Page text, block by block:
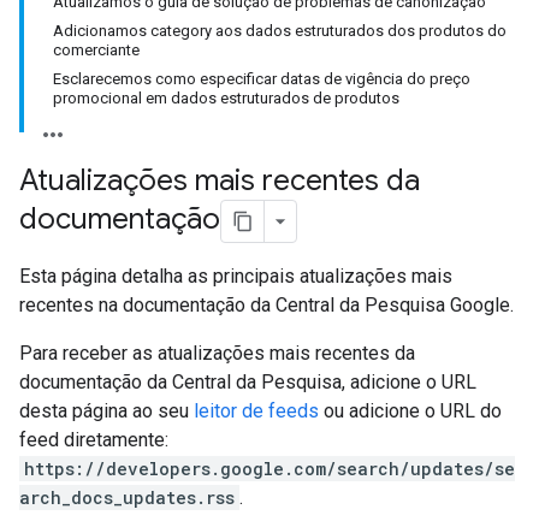
Adicionamos category aos dados estruturados dos produtos do
comerciante
Esclarecemos como especificar datas de vigência do preço
promocional em dados estruturados de produtos
Atualizações mais recentes da
documentação
Esta página detalha as principais atualizações mais
recentes na documentação da Central da Pesquisa Google.
Para receber as atualizações mais recentes da
documentação da Central da Pesquisa, adicione o URL
desta página ao seu leitor de feeds ou adicione o URL do
feed diretamente:
https://developers.google.com/search/updates/se
arch_docs_updates.rss .